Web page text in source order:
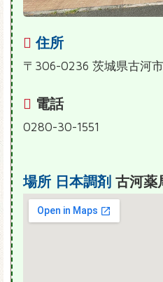
住所
〒306-0236 茨城県古河
電話
0280-30-1551
場所 日本調剤 古河薬